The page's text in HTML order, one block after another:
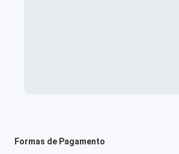
Formas de Pagamento